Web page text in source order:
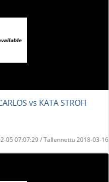
vs KATA STROFI
05 07:07:29 / Tallennettu 2018-03-16